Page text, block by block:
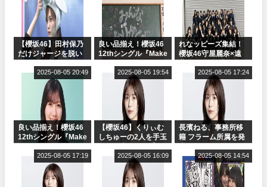
【櫻坂46】田村保乃
だけジャージを脱い
良い品揃え！櫻坂46
12thシングル『Make
ャルグッズ絶賛販売
れなッピーズ集結！
櫻坂46守屋麗奈×遠
ット！」水曜スタジ
オ出演決定
良い品揃え！櫻坂46
12thシングル『Make
ャルグッズ絶賛販売
2025-08-05 20:49
【櫻坂46】くりぃむ
しちゅーの2人を手玉
りぃむナンタラ】
2025-08-05 19:54
長濱ねる、事務所移
籍 フラーム所属を発
2025-08-05 17:24
2025-08-05 17:19 2025-08-05 16:09 2025-08-05 14:54